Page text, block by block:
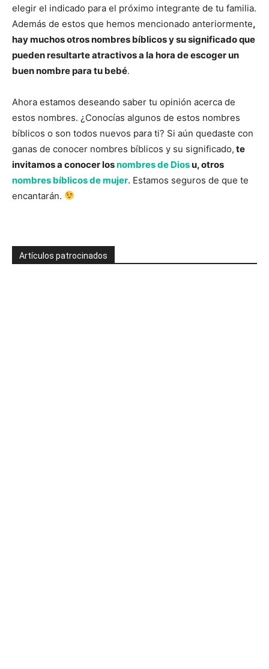
elegir el indicado para el próximo integrante de tu familia.
Además de estos que hemos mencionado anteriormente,
hay muchos otros nombres bíblicos y su significado que
pueden resultarte atractivos a la hora de escoger un
buen nombre para tu bebé.
Ahora estamos deseando saber tu opinión acerca de
estos nombres. ¿Conocías algunos de estos nombres
bíblicos o son todos nuevos para ti? Si aún quedaste con
ganas de conocer nombres bíblicos y su significado, te
invitamos a conocer losnombres de Diosu, otros
nombres bíblicos de mujer. Estamos seguros de que te
encantarán.
Artículos patrocinados